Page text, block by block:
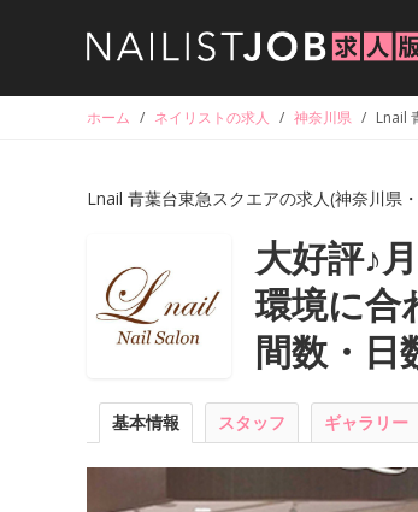
ホーム / ネイリストの求人 / 神奈川県 / Lnail
Lnail 青葉台東急スクエアの求人(神奈川県
大好評♪
環境に合
間数・日
基本情報 スタッフ ギャラリー